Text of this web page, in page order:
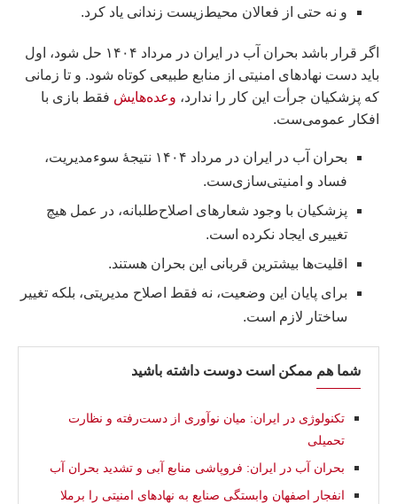
و نه حتی از فعالان محیط‌زیست زندانی یاد کرد.
اگر قرار باشد بحران آب در ایران در مرداد ۱۴۰۴ حل شود، اول
باید دست نهادهای امنیتی از منابع طبیعی کوتاه شود. و تا زمانی
که پزشکیان جرأت این کار را ندارد، وعده‌هایش فقط بازی با
افکار عمومی‌ست.
بحران آب در ایران در مرداد ۱۴۰۴ نتیجهٔ سوء‌مدیریت،
فساد و امنیتی‌سازی‌ست.
پزشکیان با وجود شعارهای اصلاح‌طلبانه، در عمل هیچ
تغییری ایجاد نکرده است.
اقلیت‌ها بیشترین قربانی این بحران هستند.
برای پایان این وضعیت، نه فقط اصلاح مدیریتی، بلکه تغییر
ساختار لازم است.
شما هم ممکن است دوست داشته باشید
تکنولوژی در ایران: میان نوآوری از دست‌رفته و نظارت
تحمیلی
بحران آب در ایران: فروپاشی منابع آبی و تشدید بحران آب
انفجار اصفهان وابستگی صنایع به نهادهای امنیتی را برملا